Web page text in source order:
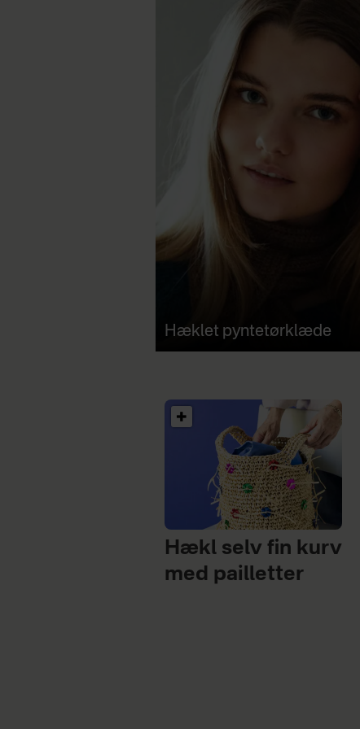
Hæklet pyntetørklæde
Hækl selv fin kurv
med pailletter